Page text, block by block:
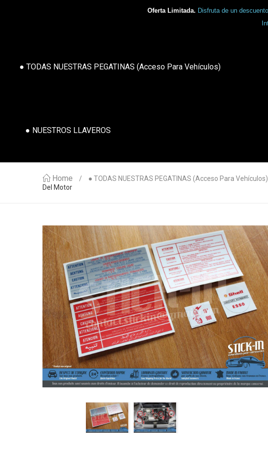
Oferta Limitada. Disfruta de un
● TODAS NUESTRAS PEGATINAS (acceso Para Vehículos)
● NUESTROS LLAVEROS
Home ● TODAS NUESTRAS PEGATINAS (acceso Para Vehículos)
Del Motor